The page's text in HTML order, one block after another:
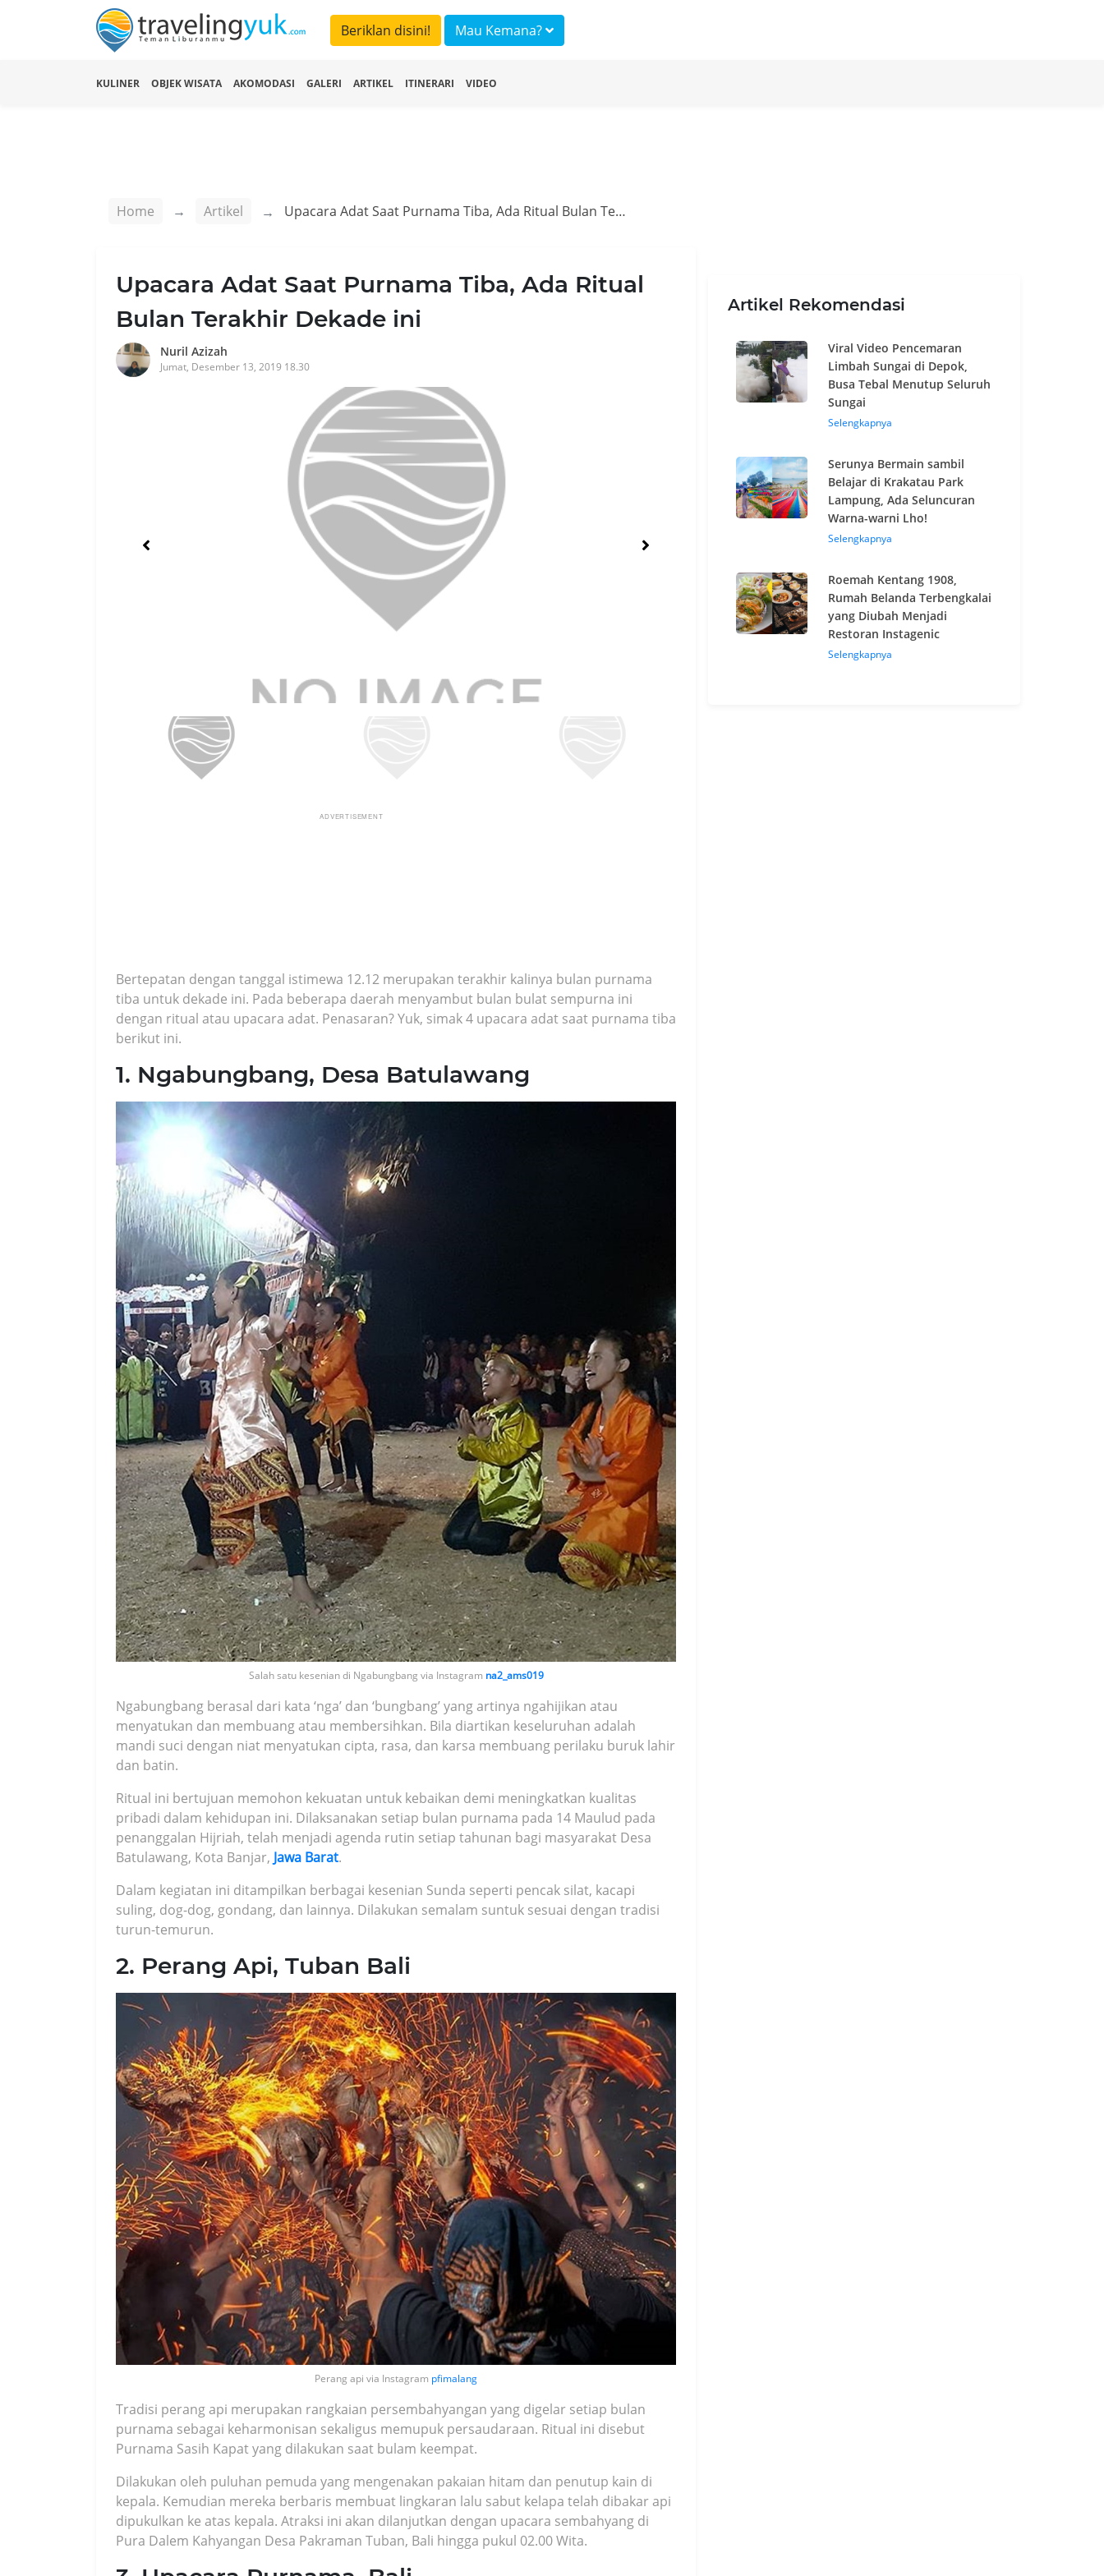
Beriklan disini! Mau Kemana?
KULINER OBJEK WISATA AKOMODASI GALERI ARTIKEL ITINERARI VIDEO
Home Artikel Upacara Adat Saat Purnama Tiba, Ada Ritual Bulan Terakhir Dekade ini
Upacara Adat Saat Purnama Tiba, Ada Ritual
Bulan Terakhir Dekade ini
Nuril Azizah
Jumat, Desember 13, 2019 18.30
ADVERTISEMENT
Bertepatan dengan tanggal istimewa 12.12 merupakan terakhir kalinya bulan purnama
tiba untuk dekade ini. Pada beberapa daerah menyambut bulan bulat sempurna ini
dengan ritual atau upacara adat. Penasaran? Yuk, simak 4 upacara adat saat purnama tiba
berikut ini.
1. Ngabungbang, Desa Batulawang
Salah satu kesenian di Ngabungbang via Instagram na2_ams019
Ngabungbang berasal dari kata ‘nga’ dan ‘bungbang’ yang artinya ngahijikan atau
menyatukan dan membuang atau membersihkan. Bila diartikan keseluruhan adalah
mandi suci dengan niat menyatukan cipta, rasa, dan karsa membuang perilaku buruk lahir
dan batin.
Ritual ini bertujuan memohon kekuatan untuk kebaikan demi meningkatkan kualitas
pribadi dalam kehidupan ini. Dilaksanakan setiap bulan purnama pada 14 Maulud pada
penanggalan Hijriah, telah menjadi agenda rutin setiap tahunan bagi masyarakat Desa
Batulawang, Kota Banjar, Jawa Barat.
Dalam kegiatan ini ditampilkan berbagai kesenian Sunda seperti pencak silat, kacapi
suling, dog-dog, gondang, dan lainnya. Dilakukan semalam suntuk sesuai dengan tradisi
turun-temurun.
2. Perang Api, Tuban Bali
Perang api via Instagram pfimalang
Tradisi perang api merupakan rangkaian persembahyangan yang digelar setiap bulan
purnama sebagai keharmonisan sekaligus memupuk persaudaraan. Ritual ini disebut
Purnama Sasih Kapat yang dilakukan saat bulam keempat.
Dilakukan oleh puluhan pemuda yang mengenakan pakaian hitam dan penutup kain di
kepala. Kemudian mereka berbaris membuat lingkaran lalu sabut kelapa telah dibakar api
dipukulkan ke atas kepala. Atraksi ini akan dilanjutkan dengan upacara sembahyang di
Pura Dalem Kahyangan Desa Pakraman Tuban, Bali hingga pukul 02.00 Wita.
Artikel Rekomendasi
Viral Video Pencemaran
Limbah Sungai di Depok,
Busa Tebal Menutup Seluruh
Sungai
Selengkapnya
Serunya Bermain sambil
Belajar di Krakatau Park
Lampung, Ada Seluncuran
Warna-warni Lho!
Selengkapnya
Roemah Kentang 1908,
Rumah Belanda Terbengkalai
yang Diubah Menjadi
Restoran Instagenic
Selengkapnya